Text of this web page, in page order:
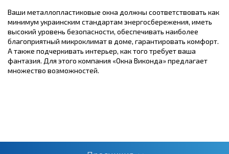
Ваши металлопластиковые окна должны соответствовать как
минимум украинским стандартам энергосбережения, иметь
высокий уровень безопасности, обеспечивать наиболее
благоприятный микроклимат в доме, гарантировать комфорт.
А также подчеркивать интерьер, как того требует ваша
фантазия. Для этого компания «Окна Виконда» предлагает
множество возможностей.